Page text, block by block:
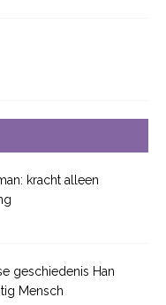
kracht alleen
geschiedenis Han
Mensch